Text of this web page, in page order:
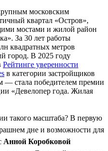
московским
квартал «Остров»,
мостами и жилой район
За 30 лет работы
квадратных метров
город. В 2025 году
Рейтинге уверенности
в категории застройщиков
— стала победителем премии
«Девелопер года. Жилая
такого масштаба? В первую
дне и возможности для
Анной Коробковой